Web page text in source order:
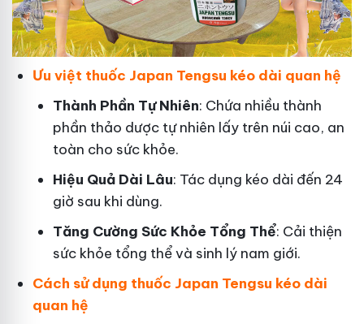
Ưu việt thuốc Japan Tengsu kéo dài quan hệ
Thành Phần Tự Nhiên: Chứa nhiều thành
phần thảo dược tự nhiên lấy trên núi cao, an
toàn cho sức khỏe.
Hiệu Quả Dài Lâu: Tác dụng kéo dài đến 24
giờ sau khi dùng.
Tăng Cường Sức Khỏe Tổng Thể: Cải thiện
sức khỏe tổng thể và sinh lý nam giới.
Cách sử dụng thuốc Japan Tengsu kéo dài
quan hệ